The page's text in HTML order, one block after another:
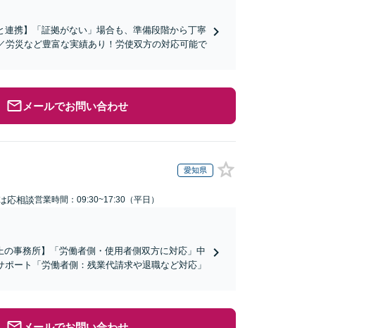
連携】「証拠がない」場合も、準備段階から丁寧
災など豊富な実績あり！労使双方の対応可能で
メールでお問い合わせ
愛知県
応相談営業時間：09:30~17:30（平日）
事務所】「労働者側・使用者側双方に対応」中
ート「労働者側：残業代請求や退職など対応」